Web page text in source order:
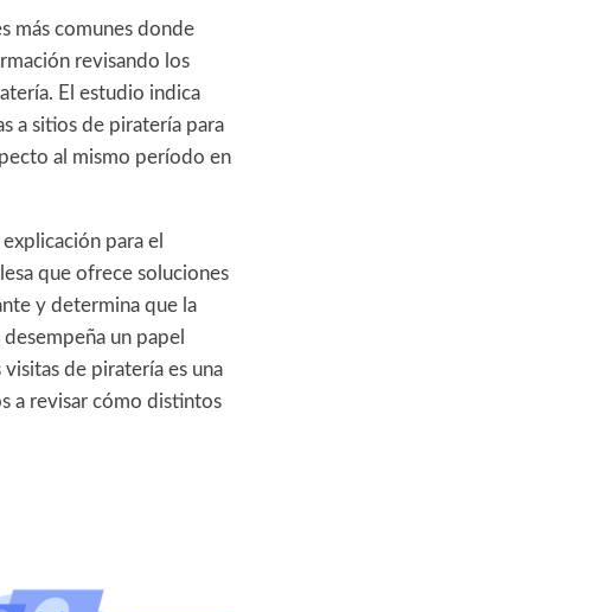
más comunes donde
revisando los
El estudio indica
a sitios de piratería para
al mismo período en
para el
que ofrece soluciones
y determina que la
un papel
de piratería es una
a revisar cómo distintos